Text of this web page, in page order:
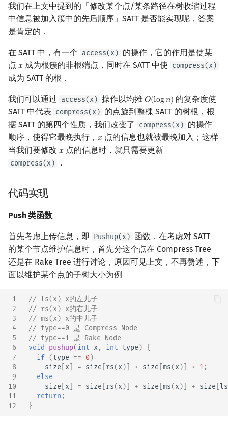
我们在上文中提到的「修改某个点/某条路径在树收缩过程
中信息被加入簇中的先后顺序」SATT 是否能实现呢，答案
是肯定的．
在 SATT 中，有一个 access(x) 的操作，它的作用是使某
点 𝑥
x 成为根簇的非根端点，同时在 SATT 中使 compress(x)
成为 SATT 的根．
我们可以通过 access(x) 操作以均摊 𝑂(log𝑛)
O(logn) 的复杂度使
SATT 中代表 compress(x) 的点旋到整棵 SATT 的树根，根
据 SATT 的第四个性质，我们改变了
compress(x) 的操作
顺序，使得它最晚执行， 𝑥
x 点的信息也就被最晚加入；这样
当我们要修改 𝑥
x 点的信息时，就只需要更新
compress(x) ．
代码实现
Push 类函数
首先考虑上传信息，即 Pushup(x) 函数．在考虑对 SATT
的某个节点维护信息时，首先分这个点在 Compress Tree
还是在 Rake Tree 进行讨论，原因可见上文，不再赘述，下
面以维护某个点的子树大小为例
1
2
3
4
5
6
7
8
9
10
11
12
// ls(x) x的左儿子
// rs(x) x的右儿子
// ms(x) x的中儿子
// type==0 是 Compress Node
// type==1 是 Rake Node
void
pushup(int x, int type) {
if (type == 0)
size x = size rs(x)] + size ms(x)] + 1 ;
else
size x = size rs(x)] + size ms(x)] + size ls
return ;
}